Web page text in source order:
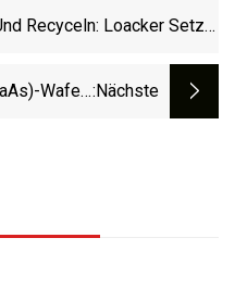
Recyceln: Loacker Setzt
Wafer-:nächste